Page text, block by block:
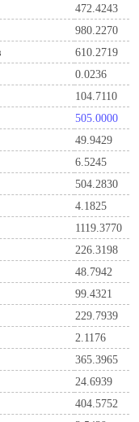
472.4243
980.2270
610.2719
0.0236
104.7110
505.0000
49.9429
6.5245
504.2830
4.1825
1119.3770
226.3198
48.7942
99.4321
229.7939
2.1176
365.3965
24.6939
404.5752